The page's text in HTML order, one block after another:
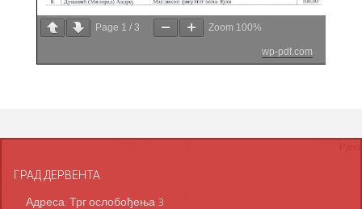
Page 1 / 3 Zoom 100%
wp-pdf.com
ГРАД ДЕРВЕНТА
Адреса: Трг ослобођења 3